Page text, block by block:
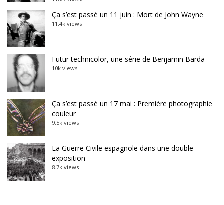
Ça s’est passé un 11 juin : Mort de John Wayne
11.4k views
Futur technicolor, une série de Benjamin Barda
10k views
Ça s’est passé un 17 mai : Première photographie
couleur
9.5k views
La Guerre Civile espagnole dans une double
exposition
8.7k views